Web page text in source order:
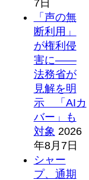
7日
「声の無
断利用」
が権利侵
害に――
法務省が
見解を明
示 「AIカ
バー」も
対象 2026
年8月7日
シャー
プ、通期